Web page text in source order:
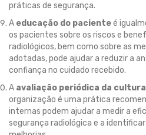
práticas de segurança.
A educação do pacienteé
os pacientes sobre os riscos e
radiológicos, bem como sobre as
adotadas, pode ajudar a reduzir a
confiança no cuidado recebido.
A avaliação periódica da
organização é uma prática
internas podem ajudar a medir a
segurança radiológica e a